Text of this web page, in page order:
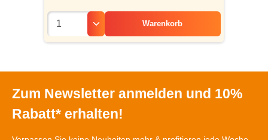
Warenkorb
Zum Newsletter anmelden und 10%
Rabatt* erhalten!